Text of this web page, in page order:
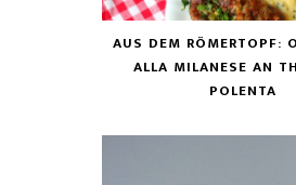
AUS DEM RÖMERTOPF:
ALLA MILANESE AN
POLENTA